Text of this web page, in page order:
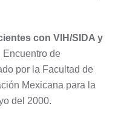
con VIH/SIDA y
Encuentro de
por la Facultad de
Mexicana para la
del 2000.